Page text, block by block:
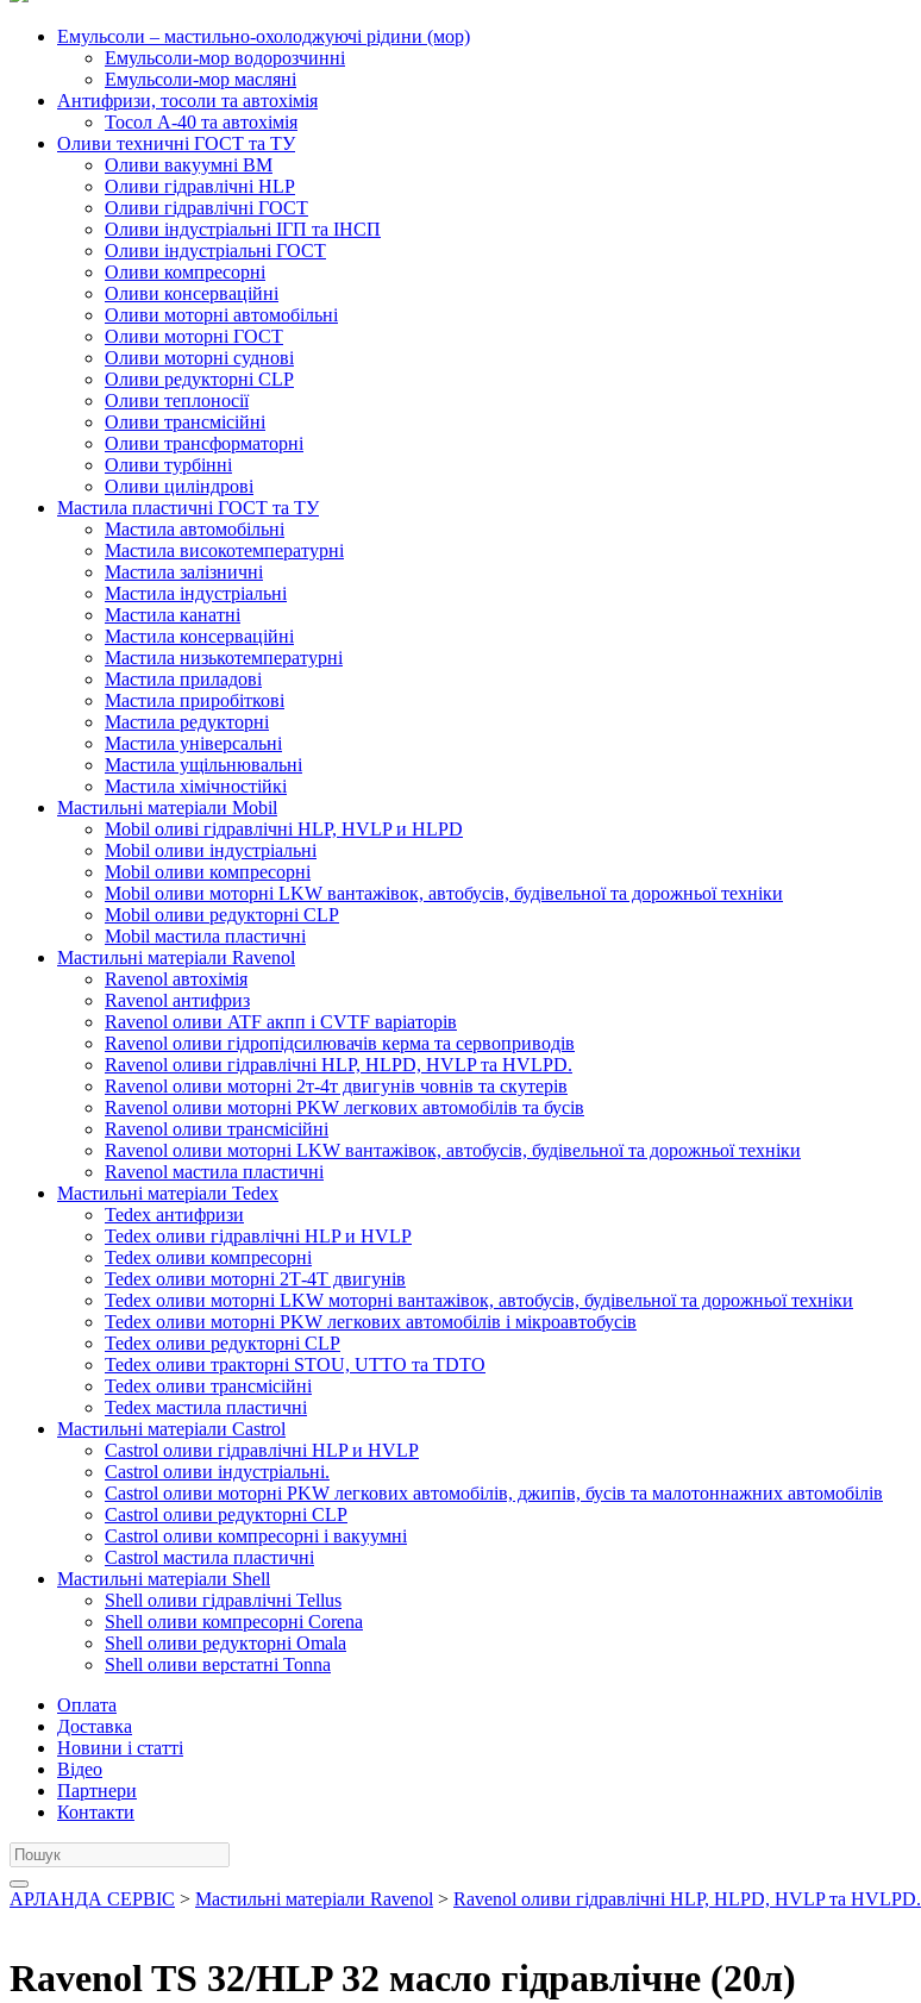
Емульсоли – мастильно-охолоджуючі рідини (мор)
Емульсоли-мор водорозчинні
Емульсоли-мор масляні
Антифризи, тосоли та автохімія
Тосол А-40 та автохімія
Оливи техничні ГОСТ та ТУ
Оливи вакуумні ВМ
Оливи гідравлічні HLP
Оливи гідравлічні ГОСТ
Оливи індустріальні ІГП та ІНСП
Оливи індустріальні ГОСТ
Оливи компресорні
Оливи консерваційні
Оливи моторні автомобільні
Оливи моторні ГОСТ
Оливи моторні суднові
Оливи редукторні CLP
Оливи теплоносії
Оливи трансмісійні
Оливи трансформаторні
Оливи турбінні
Оливи циліндрові
Мастила пластичні ГОСТ та ТУ
Мастила автомобільні
Мастила високотемпературні
Мастила залізничні
Мастила індустріальні
Мастила канатні
Мастила консерваційні
Мастила низькотемпературні
Мастила приладові
Мастила приробіткові
Мастила редукторні
Мастила універсальні
Мастила ущільнювальні
Мастила хімічностійкі
Мастильні матеріали Mobil
Mobil оливі гідравлічні HLP, HVLP и HLPD
Mobil оливи індустріальні
Mobil оливи компресорні
Mobil оливи моторні LKW вантажівок, автобусів, будівельної та дорожньої техніки
Mobil оливи редукторні CLP
Mobil мастила пластичні
Мастильні матеріали Ravenol
Ravenol автохімія
Ravenol антифриз
Ravenol оливи ATF акпп і CVTF варіаторів
Ravenol оливи гідропідсилювачів керма та сервоприводів
Ravenol оливи гідравлічні HLP, HLPD, HVLP та HVLPD.
Ravenol оливи моторні 2т-4т двигунів човнів та скутерів
Ravenol оливи моторні PKW легкових автомобілів та бусів
Ravenol оливи трансмісійні
Ravenol оливи моторні LKW вантажівок, автобусів, будівельної та дорожньої техніки
Ravenol мастила пластичні
Мастильні матеріали Tedex
Tedex антифризи
Tedex оливи гідравлічні HLP и HVLP
Tedex оливи компресорні
Tedex оливи моторні 2Т-4Т двигунів
Tedex оливи моторні LKW моторні вантажівок, автобусів, будівельної та дорожньої техніки
Tedex оливи моторні PKW легкових автомобілів і мікроавтобусів
Tedex оливи редукторні CLP
Tedex оливи тракторні STOU, UTTO та TDTO
Tedex оливи трансмісійні
Tedex мастила пластичні
Мастильні матеріали Castrol
Castrol оливи гідравлічні HLP и HVLP
Castrol оливи індустріальні.
Castrol оливи моторні PKW легкових автомобілів, джипів, бусів та малотоннажних автомобілів
Castrol оливи редукторні CLP
Castrol оливи компресорні і вакуумні
Castrol мастила пластичні
Мастильні матеріали Shell
Shell оливи гідравлічні Tellus
Shell оливи компресорні Corena
Shell оливи редукторні Omala
Shell оливи верстатні Tonna
Оплата
Доставка
Новини і статті
Відео
Партнери
Контакти
АРЛАНДА СЕРВІС > Мастильні матеріали Ravenol > Ravenol оливи гідравлічні HLP, HLPD, HVLP та HVLPD.
Ravenol TS 32/HLP 32 масло гідравлічне (20л)